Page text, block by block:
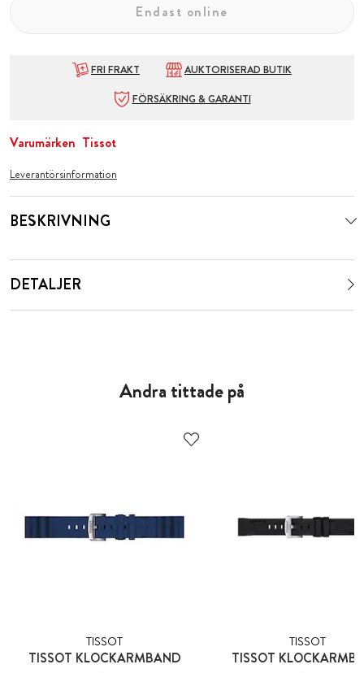
Endast online
FRI FRAKT
AUKTORISERAD BUTIK
FÖRSÄKRING & GARANTI
Varumärken Tissot
Leverantörsinformation
BESKRIVNING
DETALJER
Andra tittade på
TISSOT
TISSOT KLOCKARMBAND
TISSOT
TISSOT